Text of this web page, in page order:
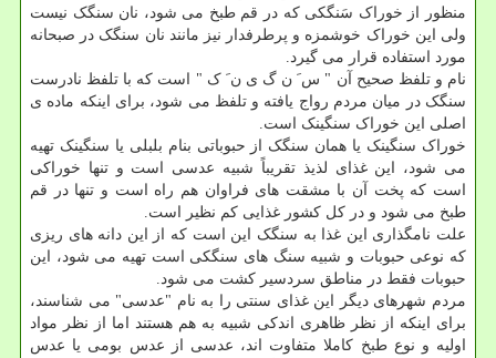
منظور از خوراک سَنگکی که در قم طبخ می شود، نان سنگک نیست
ولی این خوراک خوشمزه و پرطرفدار نیز مانند نان سنگک در صبحانه
مورد استفاده قرار می گیرد.
نام و تلفظ صحیح آن " س َ ن گ ی ن َ ک " است که با تلفظ نادرست
سنگک در میان مردم رواج یافته و تلفظ می شود، برای اینکه ماده ی
اصلی این خوراک سنگینک است.
خوراک سنگینک یا همان سنگک از حبوباتی بنام بلبلی یا سنگینک تهیه
می شود، این غذای لذیذ تقریباً شبیه عدسی است و تنها خوراکی
است که پخت آن با مشقت های فراوان هم راه است و تنها در قم
طبخ می شود و در کل کشور غذایی کم نظیر است.
علت نامگذاری این غذا به سنگک این است که از این دانه های ریزی
که نوعی حبوبات و شبیه سنگ های سنگکی است تهیه می شود، این
حبوبات فقط در مناطق سردسیر کشت می شود.
مردم شهرهای دیگر این غذای سنتی را به نام "عدسی" می شناسند،
برای اینکه از نظر ظاهری اندکی شبیه به هم هستند اما از نظر مواد
اولیه و نوع طبخ کاملا متفاوت اند، عدسی از عدس بومی یا عدس